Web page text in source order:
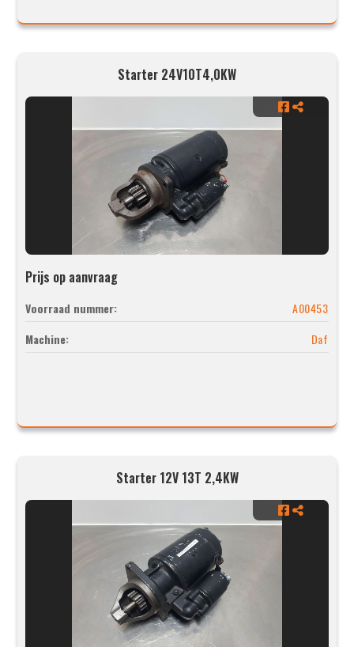
Starter 24V10T4,0KW
Prijs op aanvraag
Voorraad nummer:
A00453
Machine:
Daf
Starter 12V 13T 2,4KW